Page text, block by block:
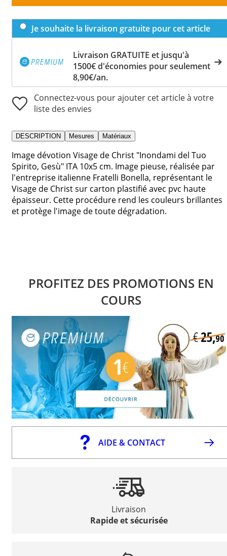
Je souhaite la livraison gratuite pour cet article
Livraison GRATUITE et jusqu'à
1500€ d'économies pour seulement
8,90€/an.
Connectez-vous pour ajouter cet article à votre
liste des envies
DESCRIPTION Mesures Matériaux
Image dévotion Visage de Christ "Inondami del Tuo
Spirito, Gesù" ITA 10x5 cm. Image pieuse, réalisée par
l'entreprise italienne Fratelli Bonella, représentant le
Visage de Christ sur carton plastifié avec pvc haute
épaisseur. Cette procédure rend les couleurs brillantes
et protège l'image de toute dégradation.
PROFITEZ DES PROMOTIONS EN
COURS
AIDE & CONTACT
Livraison
Rapide et sécurisée